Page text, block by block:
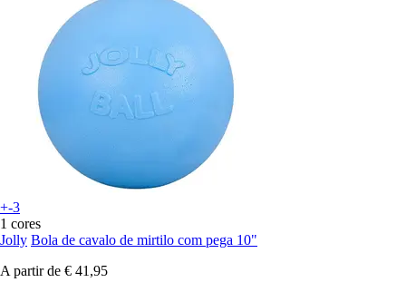
+-3
1 cores
Jolly Bola de cavalo de mirtilo com pega 10"
A partir de € 41,95